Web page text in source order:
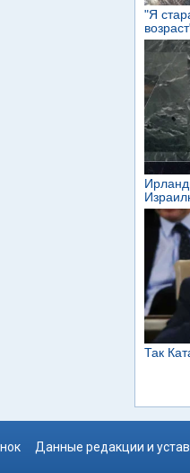
Данные редакции и устав